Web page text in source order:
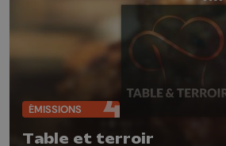
ÉMISSIONS
Table et terroir